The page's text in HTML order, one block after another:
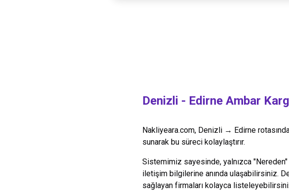
Denizli - Edirne Ambar
Nakliyeara.com, Denizli → Edirne
sunarak bu süreci kolaylaştırır.
Sistemimiz sayesinde, yalnızca
iletişim bilgilerine anında ulaşabilirsiniz.
sağlayan firmaları kolayca